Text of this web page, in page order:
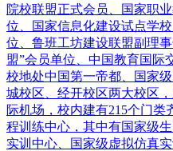
院校联盟正式会员、国家职
位、国家信息化建设试点学
位、鲁班工坊建设联盟副理
盟”会员单位、中国教育国际
校地处中国第一帝都、国家
城校区、经开校区两大校区
际机场，校内建有215个门
程训练中心，其中有国家级
实训中心、国家级虚拟仿真